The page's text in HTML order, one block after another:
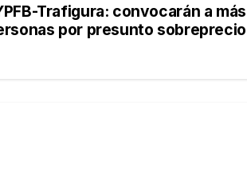
Trafigura: convocarán a más
por presunto sobreprecio